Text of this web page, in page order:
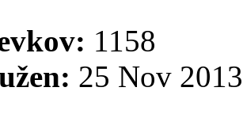
1158
25 Nov